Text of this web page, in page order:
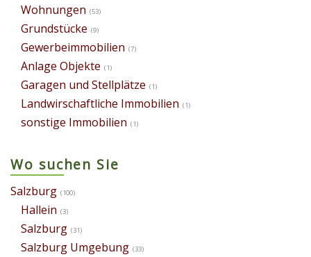
Wohnungen (53)
Grundstücke (9)
Gewerbeimmobilien (7)
Anlage Objekte (1)
Garagen und Stellplätze (1)
Landwirschaftliche Immobilien (1)
sonstige Immobilien (1)
Wo suchen Sie
Salzburg (100)
Hallein (3)
Salzburg (31)
Salzburg Umgebung (33)